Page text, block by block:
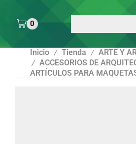
0
Inicio / Tienda / ARTE Y
/ ACCESORIOS DE
ARTÍCULOS PARA